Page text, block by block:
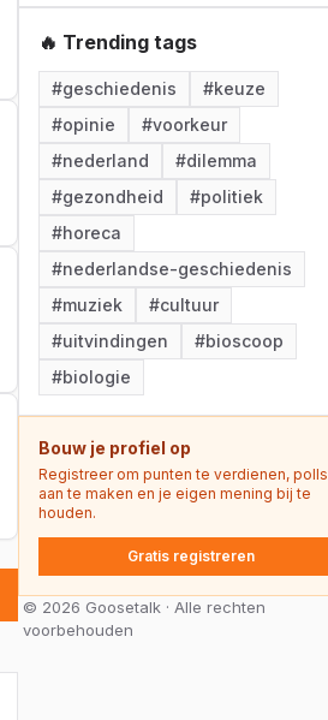
🔥 Trending tags
#geschiedenis #keuze
#opinie #voorkeur
#nederland #dilemma
#gezondheid #politiek
#horeca
#nederlandse-geschiedenis
#muziek #cultuur
#uitvindingen #bioscoop
#biologie
Bouw je profiel op
Registreer om punten te verdienen, polls
aan te maken en je eigen mening bij te
houden.
Gratis registreren
© 2026 Goosetalk · Alle rechten
voorbehouden